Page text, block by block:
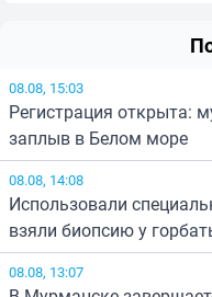
08.08, 15:03
Регистрация открыта:
заплыв в Белом море
08.08, 14:08
Использовали
взяли биопсию у
08.08, 13:07